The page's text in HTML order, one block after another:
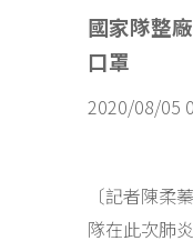
國家隊整
口罩
2020/08/05
〔記者陳柔
隊在此次肺